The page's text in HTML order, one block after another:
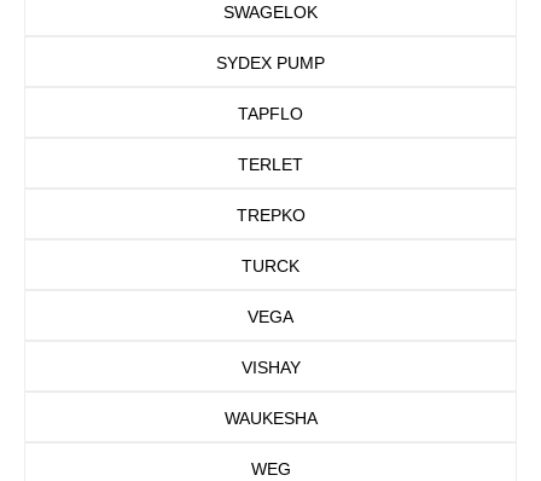
SWAGELOK
SYDEX PUMP
TAPFLO
TERLET
TREPKO
TURCK
VEGA
VISHAY
WAUKESHA
WEG